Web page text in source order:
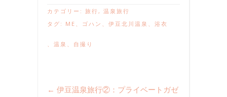
カテゴリー: 旅行, 温泉旅行
タグ: ME 、 ゴハン 、 伊豆北川温泉 、 浴衣
、 温泉 、 自撮り
← 伊豆温泉旅行②：プライベートガゼ